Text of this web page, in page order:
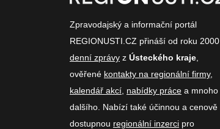
Zpravodajský a informační portál
REGIONUSTI.CZ přináší od roku 2000
denní zprávy z Ústeckého kraje
ověřené kontakty na regionální firmy,
kalendář akcí nabídky práce a mnoho
dalšího. Nabízí také účinnou a cenově
dostupnou regionální inzerci pro